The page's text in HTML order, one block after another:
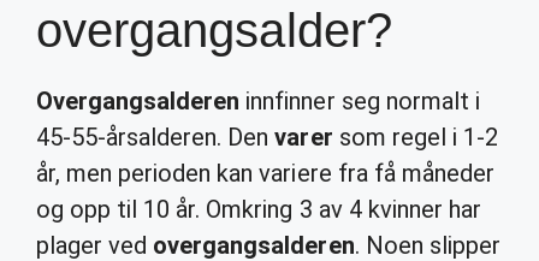
overgangsalder?
Overgangsalderen innfinner seg normalt i
45-55-årsalderen. Denvarer som regel i 1-2
år, men perioden kan variere fra få måneder
og opp til 10 år. Omkring 3 av 4 kvinner har
plager ved overgangsalderen. Noen slipper